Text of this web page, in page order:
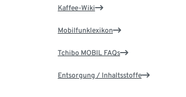
Kaffee-Wiki
Mobilfunklexikon
Tchibo MOBIL FAQs
Entsorgung / Inhaltsstoffe